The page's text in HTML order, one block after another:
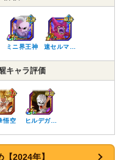
ミニ界王神 速セルマ…
キャラ評価
悟空 ヒルデガ…
2024年】